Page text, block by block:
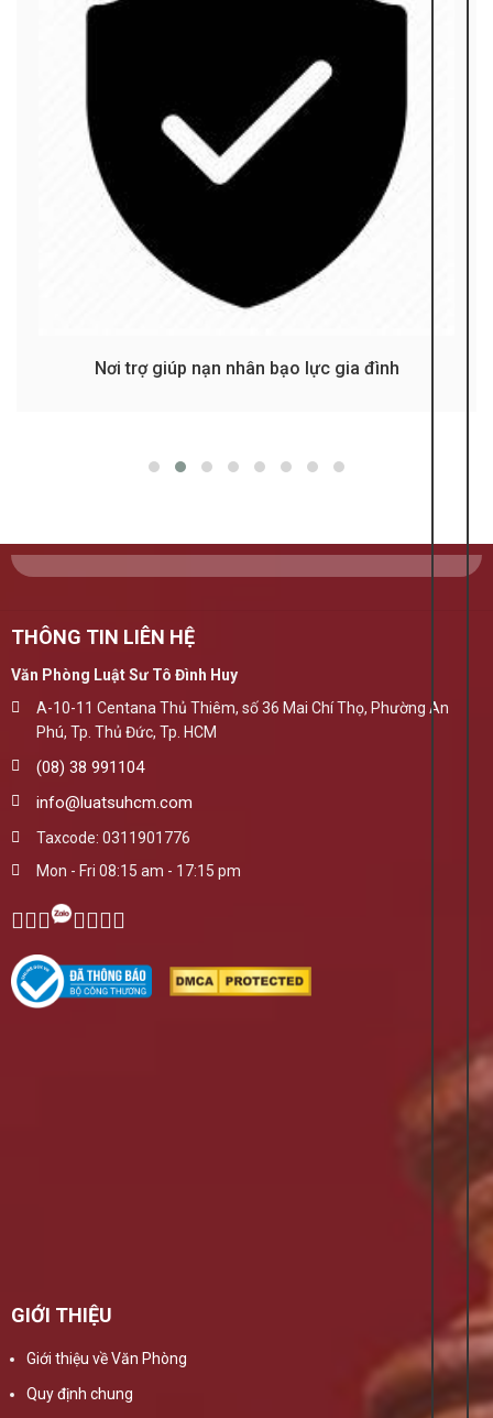
Nơi trợ giúp nạn nhân bạo lực gia đình
THÔNG TIN LIÊN HỆ
Văn Phòng Luật Sư Tô Đình Huy
A-10-11 Centana Thủ Thiêm, số 36 Mai Chí Thọ, Phường An
Phú, Tp. Thủ Đức, Tp. HCM
(08) 38 991104
info@luatsuhcm.com
Taxcode: 0311901776
Mon - Fri 08:15 am - 17:15 pm
GIỚI THIỆU
Giới thiệu về Văn Phòng
Quy định chung